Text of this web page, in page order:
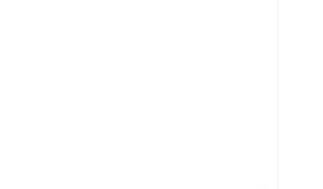
ただきます。
と等をモニタリングし、アシュアランスならびに提言を行いま